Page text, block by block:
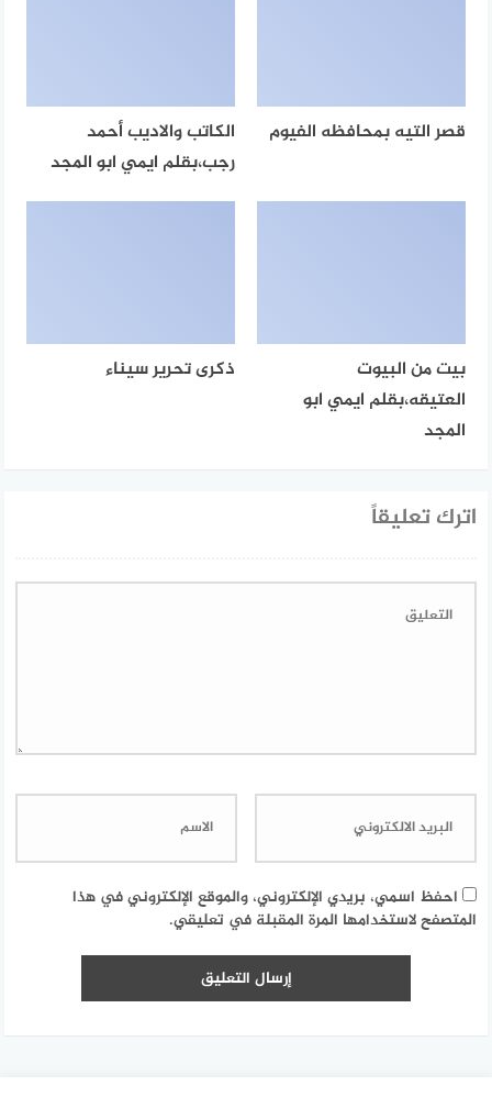
قصر التيه بمحافظه الفيوم
الكاتب والاديب أحمد
رجب،بقلم ايمي ابو المجد
بيت من البيوت
العتيقه،بقلم ايمي ابو
المجد
ذكرى تحرير سيناء
اترك تعليقاً
احفظ اسمي، بريدي الإلكتروني، والموقع الإلكتروني في هذا
المتصفح لاستخدامها المرة المقبلة في تعليقي.